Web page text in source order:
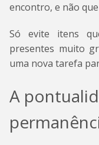
encontro, e não
Só evite itens
presentes muito
uma nova tarefa
A